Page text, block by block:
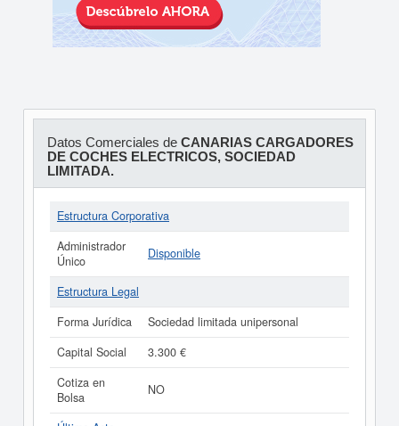
Datos Comerciales de CANARIAS CARGADORES
DE COCHES ELECTRICOS, SOCIEDAD
LIMITADA.
Estructura Corporativa
Administrador
Único
Disponible
Estructura Legal
Forma Jurídica
Sociedad limitada unipersonal
Capital Social
3.300 €
Cotiza en
Bolsa
NO